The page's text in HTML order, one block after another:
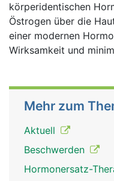
körperidentischen
Östrogen über die
einer modernen
Wirksamkeit und
Mehr zum
Aktuell
Beschwerden
Hormonersatz-